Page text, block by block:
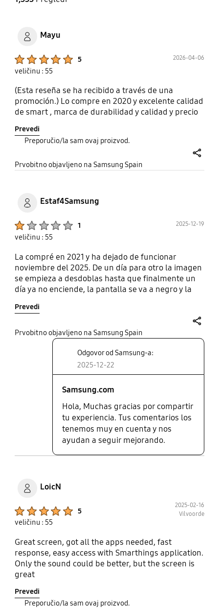
Da
Nema
Mayu
5 2026-04-06
veličinu : 55
(Esta reseña se ha recibido a través de una
promoción.) Lo compre en 2020 y excelente calidad
de smart , marca de durabilidad y calidad y precio
Prevedi
Preporučio/la sam ovaj proizvod.
Prvobitno objavljeno na Samsung Spain
Estaf4Samsung
1 2025-12-19
veličinu : 55
La compré en 2021 y ha dejado de funcionar
noviembre del 2025. De un día para otro la imagen
se empieza a desdoblas hasta que finalmente un
día ya no enciende, la pantalla se va a negro y la
una vergüenza. Veo que al final que todo el mundo
con esta serie/modelo está en la misma situación.
Es lamentable. No compréis Samsung
Prevedi
Prvobitno objavljeno na Samsung Spain
Odgovor od Samsung-a:
2025-12-22
Samsung.com
Hola, Muchas gracias por compartir
tu experiencia. Tus comentarios los
tenemos muy en cuenta y nos
ayudan a seguir mejorando.
LoicN
5
2025-02-16
Vilvoorde
veličinu : 55
Great screen, got all the apps needed, fast
response, easy access with Smarthings application.
Only the sound could be better, but the screen is
great
Prevedi
Preporučio/la sam ovaj proizvod.